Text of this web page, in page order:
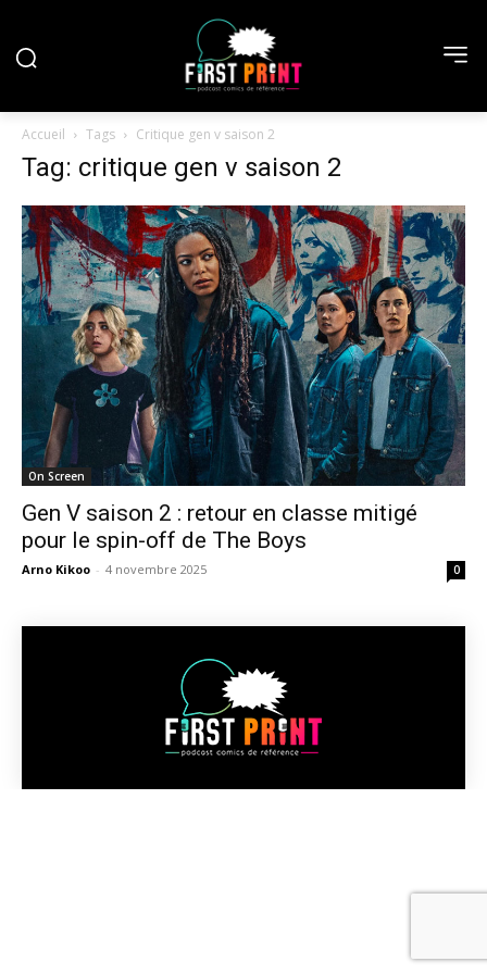
Accueil Tags Critique gen v saison 2
Tag: critique gen v saison 2
On Screen
Gen V saison 2 : retour en classe mitigé
pour le spin-off de The Boys
Arno Kikoo - 4 novembre 2025 0